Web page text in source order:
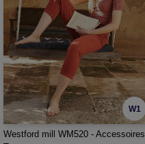
W1
Westford mill WM520 - Accessoires